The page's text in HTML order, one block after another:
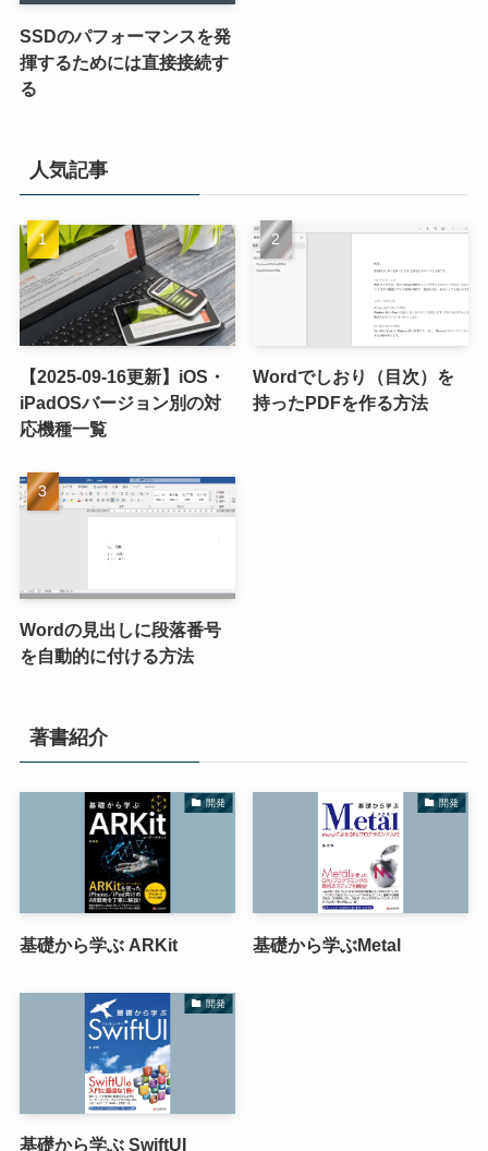
SSDのパフォーマンスを発
揮するためには直接接続す
る
人気記事
【2025-09-16更新】iOS・
iPadOSバージョン別の対
応機種一覧
Wordでしおり（目次）を
持ったPDFを作る方法
Wordの見出しに段落番号
を自動的に付ける方法
著書紹介
開発
基礎から学ぶ ARKit
開発
基礎から学ぶMetal
開発
基礎から学ぶ SwiftUI